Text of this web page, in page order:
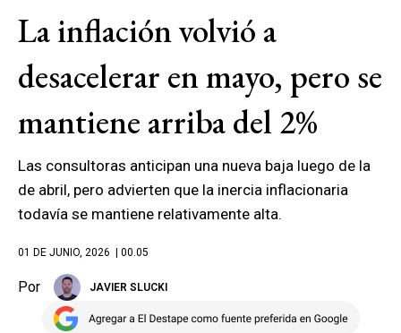
La inflación volvió a
desacelerar en mayo, pero se
mantiene arriba del 2%
Las consultoras anticipan una nueva baja luego de la
de abril, pero advierten que la inercia inflacionaria
todavía se mantiene relativamente alta.
01 DE JUNIO, 2026 | 00.05
Por JAVIER SLUCKI